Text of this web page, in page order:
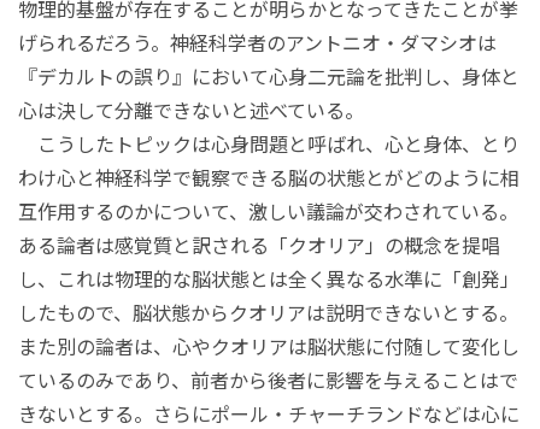
物理的基盤が存在することが明らかとなってきたことが挙
げられるだろう。神経科学者のアントニオ・ダマシオは
『デカルトの誤り』において心身二元論を批判し、身体と
心は決して分離できないと述べている。
こうしたトピックは心身問題と呼ばれ、心と身体、とり
わけ心と神経科学で観察できる脳の状態とがどのように相
互作用するのかについて、激しい議論が交わされている。
ある論者は感覚質と訳される「クオリア」の概念を提唱
し、これは物理的な脳状態とは全く異なる水準に「創発」
したもので、脳状態からクオリアは説明できないとする。
また別の論者は、心やクオリアは脳状態に付随して変化し
ているのみであり、前者から後者に影響を与えることはで
きないとする。さらにポール・チャーチランドなどは心に